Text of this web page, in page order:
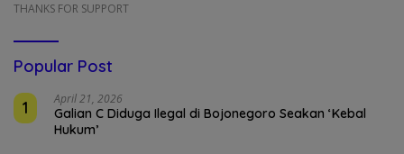
THANKS FOR SUPPORT
Popular Post
1
April 21, 2026
Galian C Diduga Ilegal di Bojonegoro Seakan ‘Kebal
Hukum’